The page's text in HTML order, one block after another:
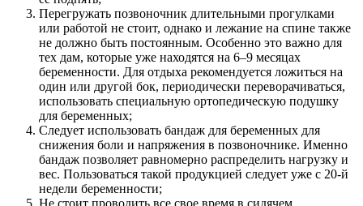
Перегружать позвоночник длительными прогулками
или работой не стоит, однако и лежание на спине также
не должно быть постоянным. Особенно это важно для
тех дам, которые уже находятся на 6–9 месяцах
беременности. Для отдыха рекомендуется ложиться на
один или другой бок, периодически переворачиваться,
использовать специальную ортопедическую подушку
для беременных;
Следует использовать бандаж для беременных для
снижения боли и напряжения в позвоночнике. Именно
бандаж позволяет равномерно распределить нагрузку и
вес. Пользоваться такой продукцией следует уже с 20-й
недели беременности;
Не стоит проводить все свое время в сидячем